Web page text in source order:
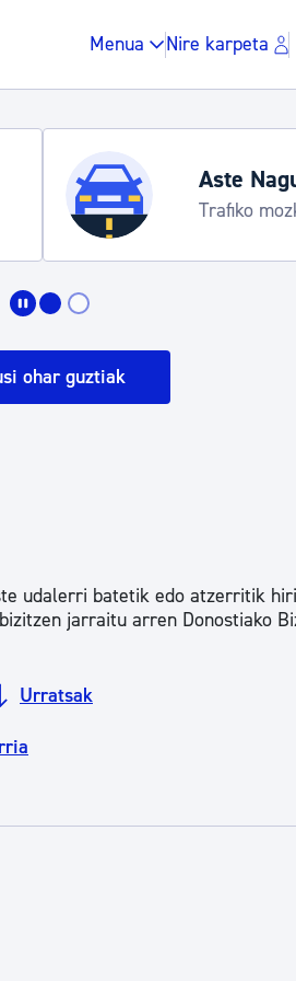
Menua Nire karpeta
Gune publikoa,
Turismoa
Urgull,
ohar guztiak
udalerri batetik edo atzerritik
jarraitu arren Donostiako
Urratsak